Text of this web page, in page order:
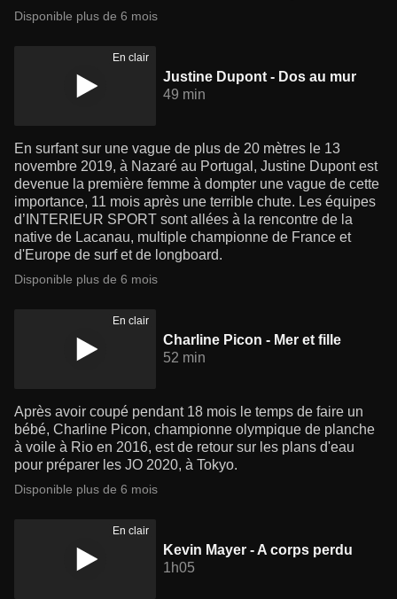
Disponible plus de 6 mois
En clair
Justine Dupont - Dos au mur
49 min
En surfant sur une vague de plus de 20 mètres le 13
novembre 2019, à Nazaré au Portugal, Justine Dupont est
devenue la première femme à dompter une vague de cette
importance, 11 mois après une terrible chute. Les équipes
d’INTERIEUR SPORT sont allées à la rencontre de la
native de Lacanau, multiple championne de France et
d'Europe de surf et de longboard.
Disponible plus de 6 mois
En clair
Charline Picon - Mer et fille
52 min
Après avoir coupé pendant 18 mois le temps de faire un
bébé, Charline Picon, championne olympique de planche
à voile à Rio en 2016, est de retour sur les plans d'eau
pour préparer les JO 2020, à Tokyo.
Disponible plus de 6 mois
En clair
Kevin Mayer - A corps perdu
1h05